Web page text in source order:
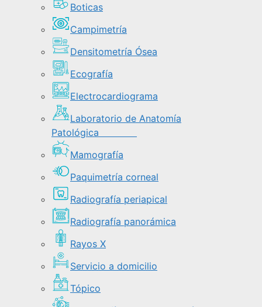
Boticas
Campimetría
Densitometría Ósea
Ecografía
Electrocardiograma
Laboratorio de Anatomía
Patológica
Mamografía
Paquimetría corneal
Radiografía periapical
Radiografía panorámica
Rayos X
Servicio a domicilio
Tópico